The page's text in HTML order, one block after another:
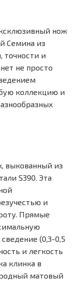
нож
Семина из
и
не просто
коллекцию и
выкованный из
S390. Эта
и
Прямые
(0,3-0,5
и легкость
клинка в
матовый